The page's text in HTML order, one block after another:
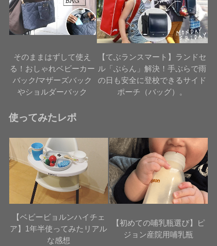
そのままはずして使え
る！おしゃれベビーカー
バック/マザーズバック
やショルダーバック
【てぶランスマート】ランドセ
ル「ぶらん」解決！手ぶらで雨
の日も安全に登校できるサイド
ポーチ（バッグ）。
使ってみたレポ
【ベビービョルンハイチェ
ア】1年半使ってみたリアル
な感想
【初めての哺乳瓶選び】ピ
ジョン産院用哺乳瓶